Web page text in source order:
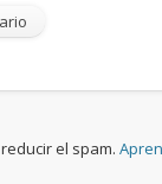
el spam.